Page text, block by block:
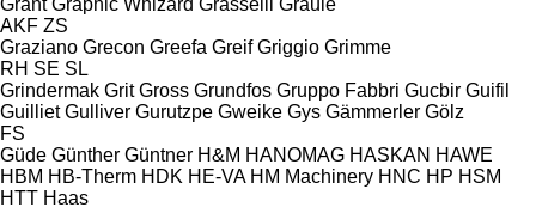
AKF ZS
Graziano Grecon Greefa Greif Griggio Grimme
RH SE SL
Grindermak Grit Gross Grundfos Gruppo Fabbri Gucbir Guifil
Guilliet Gulliver Gurutzpe Gweike Gys Gämmerler Gölz
FS
Güde Günther Güntner H&M HANOMAG HASKAN HAWE
HBM HB‑Therm HDK HE-VA HM Machinery HNC HP HSM
HTT Haas